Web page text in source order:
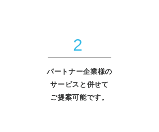
2
パートナー企業様の
サービスと併せて
ご提案可能です。